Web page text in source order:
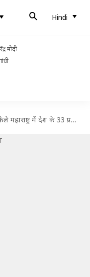
Hindi
मोदी
देश के 33 प्रतिशत और मुंबई में 20 प्रतिशत मामले